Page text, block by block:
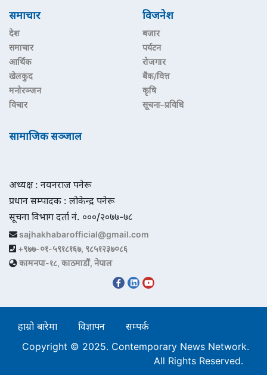
समाचार
देश
समाचार
आर्थिक
खेलकुद
मनोरञ्जन
विचार
विजनेश
बजार
पर्यटन
रोजगार
बैंक/वित्त
कृषि
सूचना–प्रविधि
सामाजिक सञ्जाल
अध्यक्ष : नयनराज पनेरू
प्रधान सम्पादक : लोकेन्द्र पनेरू
सूचना विभाग दर्ता नं. ०००/२०७७-७८
sajhakhabarofficial@gmail.com
+९७७-०१-५९१८१६७, ९८५१२३७०८६
कामनपा-१८, काठमाडौं, नेपाल
हाम्रो बारेमा विज्ञापन
सम्पर्क
Copyright © 2025. Contemporary News Network.
All Rights Reserved.